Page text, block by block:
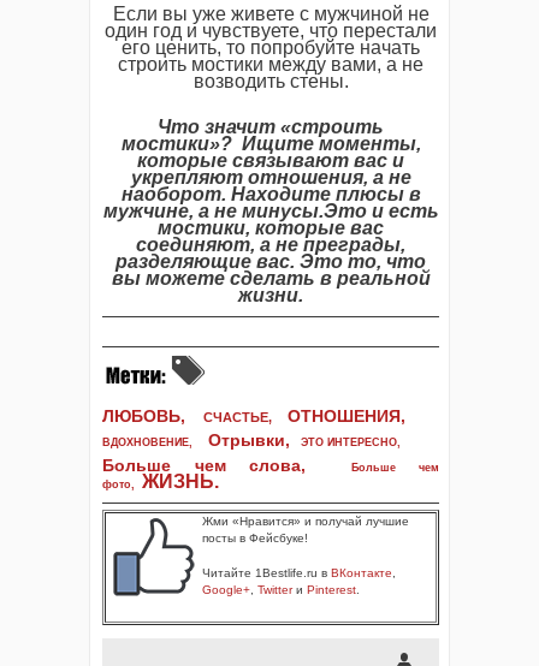
Если вы уже живете с мужчиной не
один год и чувствуете, что перестали
его ценить, то попробуйте начать
строить мостики между вами, а не
возводить стены.
Что значит «строить
мостики»? Ищите моменты,
которые связывают вас и
укрепляют отношения, а не
наоборот. Находите плюсы в
мужчине, а не минусы.Это и есть
мостики, которые вас
соединяют, а не преграды,
разделяющие вас. Это то, что
вы можете сделать в реальной
жизни.
ЛЮБОВЬ, СЧАСТЬЕ, ОТНОШЕНИЯ,
ВДОХНОВЕНИЕ, Отрывки, ЭТО ИНТЕРЕСНО,
Больше чем слова,
Больше чем
фото, ЖИЗНЬ.
Жми «Нравится» и получай лучшие
посты в Фейсбуке!
Читайте 1Bestlife.ru в ВКонтакте
Google+ Twitterи Pinterest